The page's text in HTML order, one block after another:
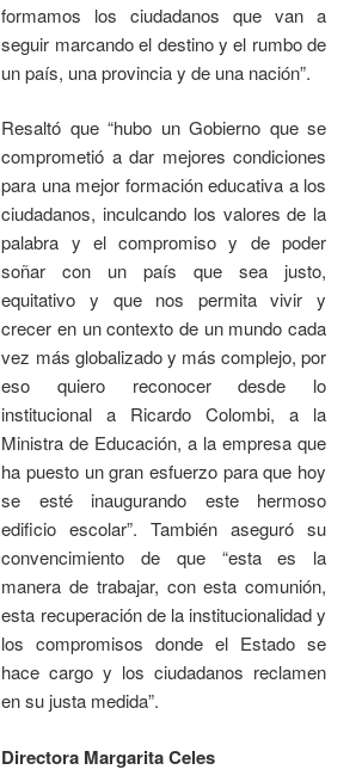
formamos los ciudadanos que van a
seguir marcando el destino y el rumbo de
un país, una provincia y de una nación”.
Resaltó que “hubo un Gobierno que se
comprometió a dar mejores condiciones
para una mejor formación educativa a los
ciudadanos, inculcando los valores de la
palabra y el compromiso y de poder
soñar con un país que sea justo,
equitativo y que nos permita vivir y
crecer en un contexto de un mundo cada
vez más globalizado y más complejo, por
eso quiero reconocer desde lo
institucional a Ricardo Colombi, a la
Ministra de Educación, a la empresa que
ha puesto un gran esfuerzo para que hoy
se esté inaugurando este hermoso
edificio escolar”. También aseguró su
convencimiento de que “esta es la
manera de trabajar, con esta comunión,
esta recuperación de la institucionalidad y
los compromisos donde el Estado se
hace cargo y los ciudadanos reclamen
en su justa medida”.
Directora Margarita Celes